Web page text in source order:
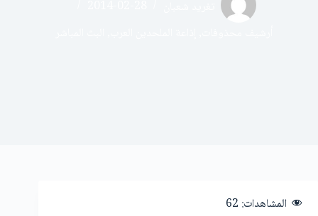
المشاهدات: 62